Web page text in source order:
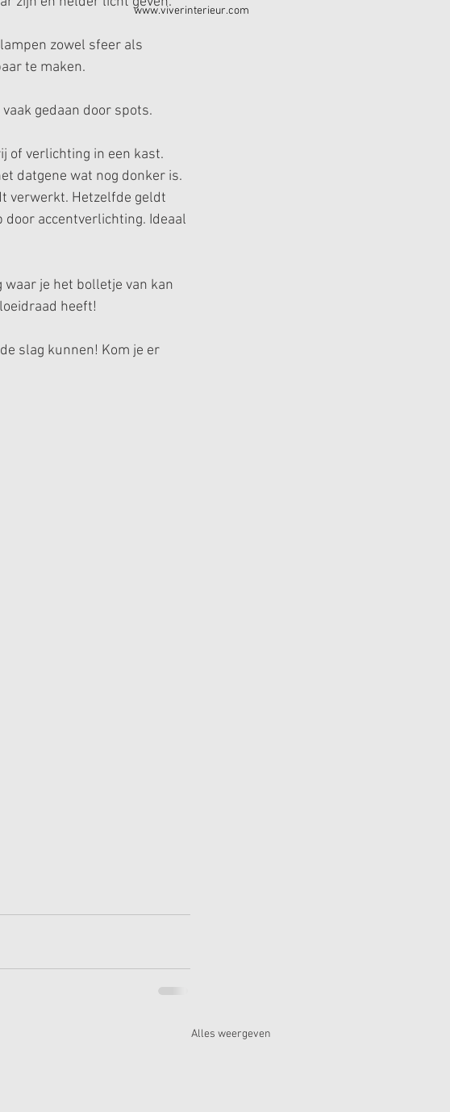
zowel sfeer als
te maken.
gedaan door spots.
of verlichting in een kast.
datgene wat nog donker is.
verwerkt. Hetzelfde geldt
accentverlichting. Ideaal
je het bolletje van kan
heeft!
slag kunnen! Kom je er
Alles weergeven
www.viverinterieur.com